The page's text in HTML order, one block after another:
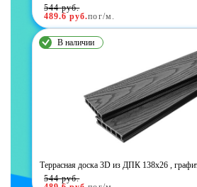
544руб.
489.6руб.пог/м.
В наличии
Террасная доска 3D из ДПК 138х26 ,
544руб.